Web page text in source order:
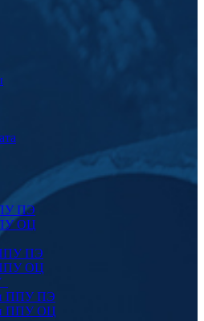
ПЭ
ОЦ
ПЭ
ОЦ
ППУ ПЭ
ППУ ОЦ